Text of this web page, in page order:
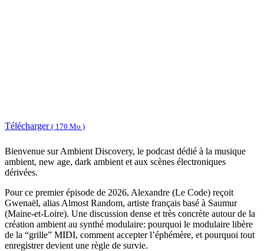
Télécharger ( 170 Mo )
Bienvenue sur Ambient Discovery, le podcast dédié à la musique
ambient, new age, dark ambient et aux scènes électroniques
dérivées.
Pour ce premier épisode de 2026, Alexandre (Le Code) reçoit
Gwenaël, alias Almost Random, artiste français basé à Saumur
(Maine-et-Loire). Une discussion dense et très concrète autour de la
création ambient au synthé modulaire: pourquoi le modulaire libère
de la “grille” MIDI, comment accepter l’éphémère, et pourquoi tout
enregistrer devient une règle de survie.